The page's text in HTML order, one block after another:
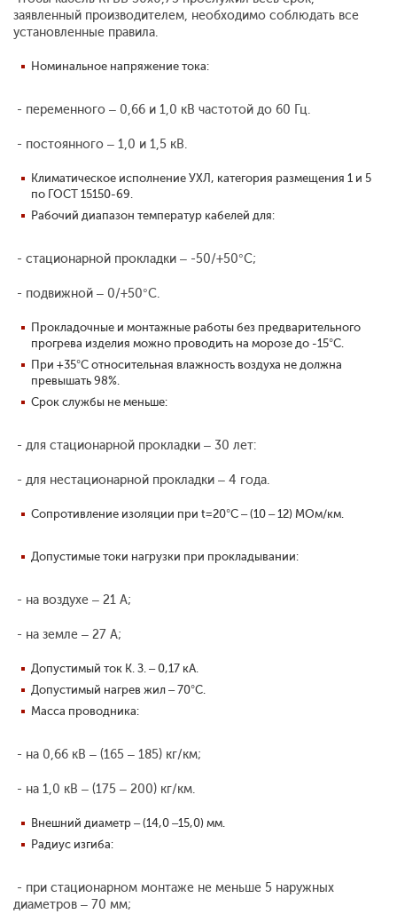
заявленный производителем, необходимо соблюдать все
установленные правила.
Номинальное напряжение тока:
- переменного – 0,66 и 1,0 кВ частотой до 60 Гц.
- постоянного – 1,0 и 1,5 кВ.
Климатическое исполнение УХЛ, категория размещения 1 и 5
по ГОСТ 15150-69.
Рабочий диапазон температур кабелей для:
- стационарной прокладки – -50/+50°С;
- подвижной – 0/+50°С.
Прокладочные и монтажные работы без предварительного
прогрева изделия можно проводить на морозе до -15°С.
При +35°С относительная влажность воздуха не должна
превышать 98%.
Срок службы не меньше:
- для стационарной прокладки – 30 лет:
- для нестационарной прокладки – 4 года.
Сопротивление изоляции при t=20°С – (10 – 12) МОм/км.
Допустимые токи нагрузки при прокладывании:
- на воздухе – 21 А;
- на земле – 27 А;
Допустимый ток К. З. – 0,17 кА.
Допустимый нагрев жил – 70°С.
Масса проводника:
- на 0,66 кВ – (165 – 185) кг/км;
- на 1,0 кВ – (175 – 200) кг/км.
Внешний диаметр – (14,0 –15,0) мм.
Радиус изгиба:
- при стационарном монтаже не меньше 5 наружных
диаметров – 70 мм;